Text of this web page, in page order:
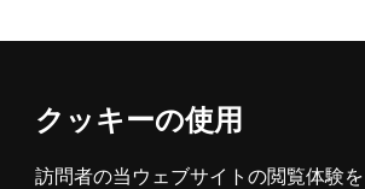
クッキーの使用
訪問者の当ウェブサイトの閲覧体験